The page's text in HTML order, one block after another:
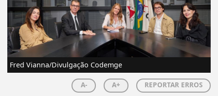
Fred Vianna/Divulgação Codemge
A- A+ REPORTAR ERROS